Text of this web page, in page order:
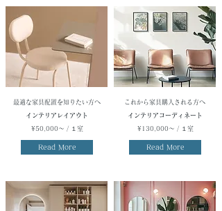
最適な家具配置を知りたい方へ
インテリアレイアウト
¥50,000〜 / １室
Read More
これから家具購入される方へ
インテリアコーディネート
¥130,000〜 / １室
Read More